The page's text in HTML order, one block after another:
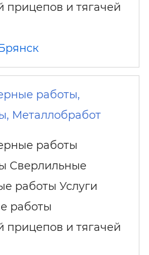
прицепов и тягачей
работы,
Металлобработ
работы
Сверлильные
работы Услуги
работы
прицепов и тягачей